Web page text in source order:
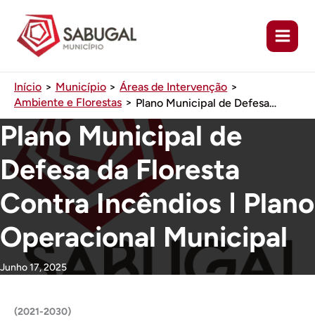
conteúdo
Início Município
Áreas de Intervenção
Ambiente e Florestas
Plano Municipal de Defesa da Floresta Contra Incêndios ǀ Plano Operacional Municipal
Plano Municipal de
Defesa da Floresta
Contra Incêndios ǀ Plano
Operacional Municipal
Junho 17, 2025
(2021-2030)